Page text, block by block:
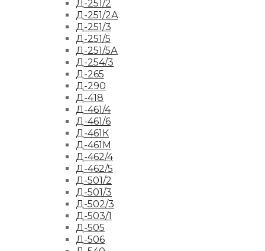
Д-251/2
Д-251/2А
Д-251/3
Д-251/5
Д-251/5А
Д-254/3
Д-265
Д-290
Д-418
Д-461/4
Д-461/6
Д-461К
Д-461М
Д-462/4
Д-462/5
Д-501/2
Д-501/3
Д-502/3
Д-503/1
Д-505
Д-506